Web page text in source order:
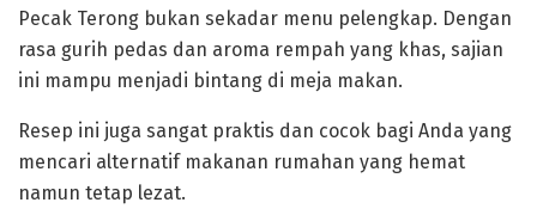
‎‎Pecak Terong bukan sekadar menu pelengkap. Dengan
rasa gurih pedas dan aroma rempah yang khas, sajian
ini mampu menjadi bintang di meja makan.
‎‎Resep ini juga sangat praktis dan cocok bagi Anda yang
mencari alternatif makanan rumahan yang hemat
namun tetap lezat.